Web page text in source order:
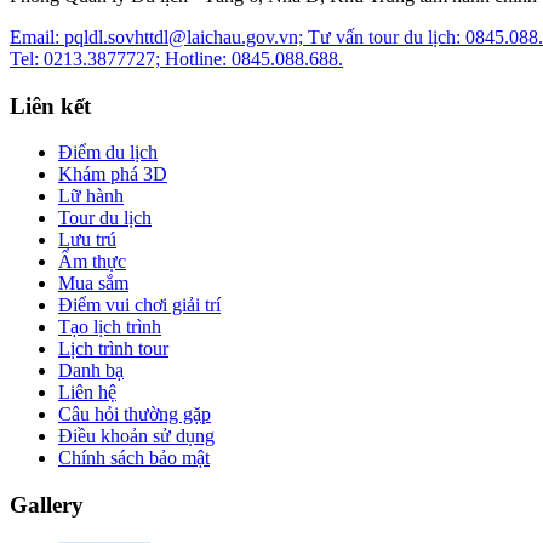
Email: pqldl.sovhttdl@laichau.gov.vn; Tư vấn tour du lịch:
Tel: 0213.3877727; Hotline: 0845.088.688.
Liên kết
Điểm du lịch
Khám phá 3D
Lữ hành
Tour du lịch
Lưu trú
Ẩm thực
Mua sắm
Điểm vui chơi giải trí
Tạo lịch trình
Lịch trình tour
Danh bạ
Liên hệ
Câu hỏi thường gặp
Điều khoản sử dụng
Chính sách bảo mật
Gallery